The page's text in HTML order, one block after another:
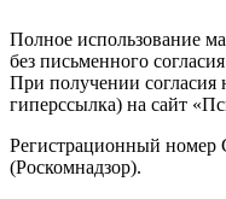
Полное использование
без письменного
При получении согласия
гиперссылка) на сайт
Регистрационный
(Роскомнадзор).